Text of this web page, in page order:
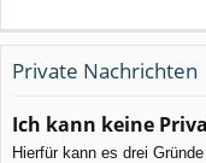
Private Nachrichten
Ich kann keine
Hierfür kann es drei